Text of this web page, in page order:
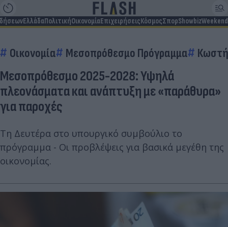
ΕλλάδαΠολιτικήΟικονομίαΕπιχειρήσειςΚόσμοςΣπορShowbizWeekend
Οικονομία Μεσοπρόθεσμο Πρόγραμμα
Μεσοπρόθεσμο 2025-2028: Υψηλά
πλεονάσματα και ανάπτυξη με «παράθυρα»
για παροχές
Τη Δευτέρα στο υπουργικό συμβούλιο το
πρόγραμμα - Οι προβλέψεις για βασικά μεγέθη της
οικονομίας.